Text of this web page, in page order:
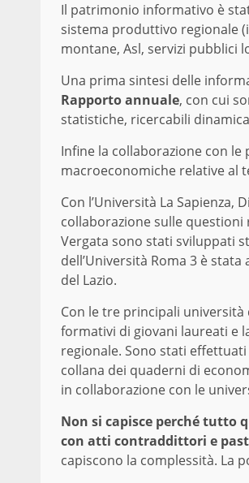
Il patrimonio informativo è
sistema produttivo regionale
montane, Asl, servizi pubblici
Una prima sintesi delle
Rapporto annuale, con cui
statistiche, ricercabili
Infine la collaborazione con
macroeconomiche relative al
Con l’Università La
collaborazione sulle questioni
Vergata sono stati sviluppati
dell’Università Roma 3 è
del Lazio.
Con le tre principali
formativi di giovani laureati e
regionale. Sono stati
collana dei quaderni di
in collaborazione con le
Non si capisce perché tutto
con atti contraddittori e
capiscono la complessità. La